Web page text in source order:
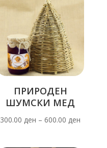
ПРИРОДЕН
ШУМСКИ МЕД
300.00ден –600.00ден